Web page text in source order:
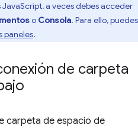
a veces debes acceder
o Consola. Para ello, puedes
paneles.
de carpeta
carpeta de espacio de